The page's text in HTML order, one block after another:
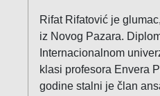
Rifat Rifatović je
iz Novog Pazara.
Internacionalnom
klasi profesora Envera
godine stalni je član